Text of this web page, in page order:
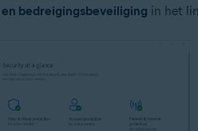
en bedreigingsbeveiliging in het